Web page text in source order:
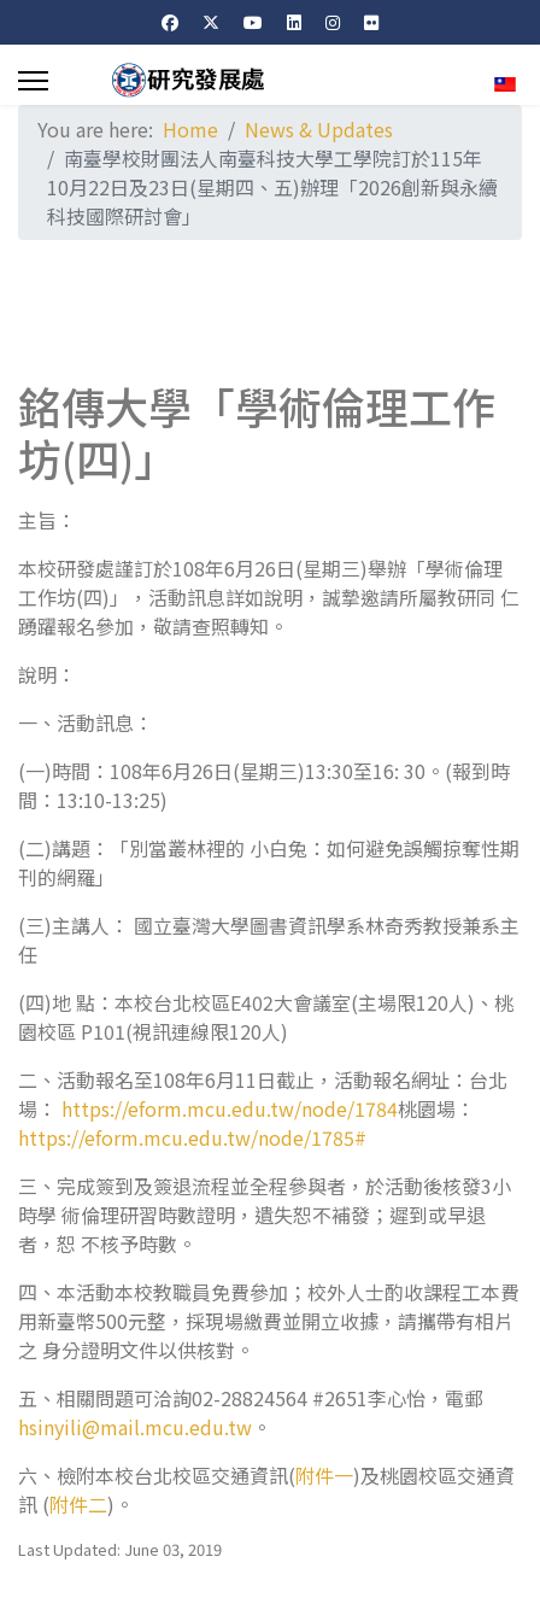
You are here: Home
News & Updates
南臺學校財團法人南臺科技大學工學院訂於115年
10月22日及23日(星期四、五)辦理「2026創新與永續
科技國際研討會」
銘傳大學「學術倫理工作
坊(四)」
主旨：
本校研發處謹訂於108年6月26日(星期三)舉辦「學術倫理
工作坊(四)」，活動訊息詳如說明，誠摯邀請所屬教研同 仁
踴躍報名參加，敬請查照轉知。
說明：
一、活動訊息：
(一)時間：108年6月26日(星期三)13:30至16: 30。(報到時
間：13:10-13:25)
(二)講題：「別當叢林裡的 小白兔：如何避免誤觸掠奪性期
刊的網羅」
(三)主講人： 國立臺灣大學圖書資訊學系林奇秀教授兼系主
任
(四)地 點：本校台北校區E402大會議室(主場限120人)、桃
園校區 P101(視訊連線限120人)
二、活動報名至108年6月11日截止，活動報名網址：台北
場： https://eform.mcu.edu.tw/node/1784桃園場：
https://eform.mcu.edu.tw/node/1785#
三、完成簽到及簽退流程並全程參與者，於活動後核發3小
時學 術倫理研習時數證明，遺失恕不補發；遲到或早退
者，恕 不核予時數。
四、本活動本校教職員免費參加；校外人士酌收課程工本費
用新臺幣500元整，採現場繳費並開立收據，請攜帶有相片
之 身分證明文件以供核對。
五、相關問題可洽詢02-28824564 #2651李心怡，電郵
hsinyili@mail.mcu.edu.tw 。
六、檢附本校台北校區交通資訊(附件一)及桃園校區交通資
訊 (附件二)。
Last Updated: June 03, 2019